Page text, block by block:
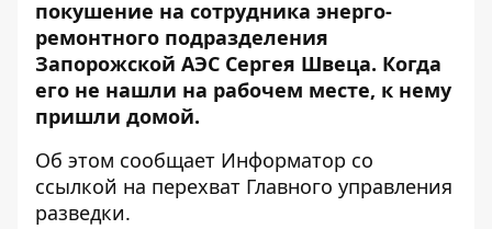
покушение на сотрудника энерго-
ремонтного подразделения
Запорожской АЭС Сергея Швеца. Когда
его не нашли на рабочем месте, к нему
пришли домой.
Об этом сообщает Информатор со
ссылкой на перехват Главного управления
разведки.